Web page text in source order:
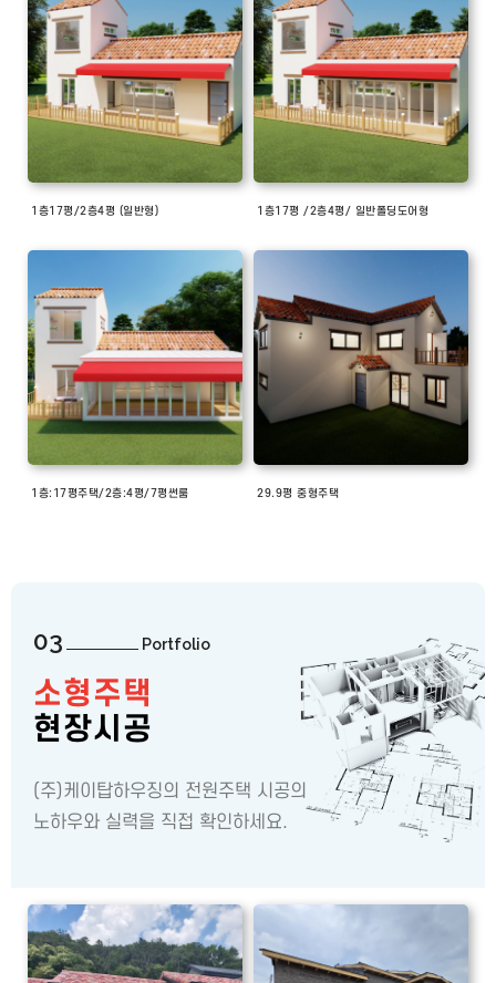
1층17평/2층4평 (일반형) 1층17평 /2층4평/ 일반폴딩도어형
1층:17평주택/2층:4평/7평썬룸 29.9평 중형주택
03 Portfolio
소형주택
현장시공
(주)케이탑하우징의 전원주택 시공의
노하우와 실력을 직접 확인하세요.